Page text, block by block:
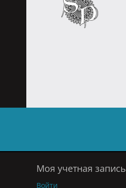
Моя учетная запись
Войти